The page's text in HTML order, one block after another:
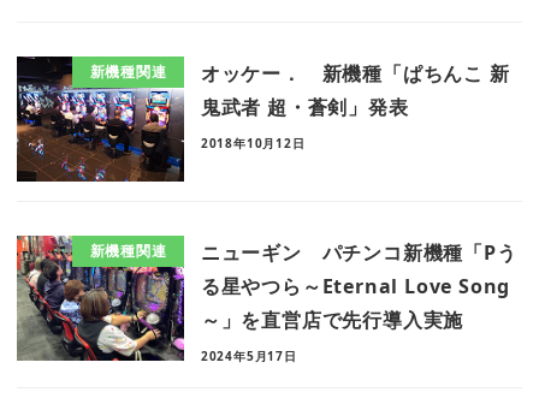
新機種関連
オッケー． 新機種「ぱちんこ 新
鬼武者 超・蒼剣」発表
2018年10月12日
新機種関連
ニューギン パチンコ新機種「Pう
る星やつら～Eternal Love Song
～」を直営店で先行導入実施
2024年5月17日